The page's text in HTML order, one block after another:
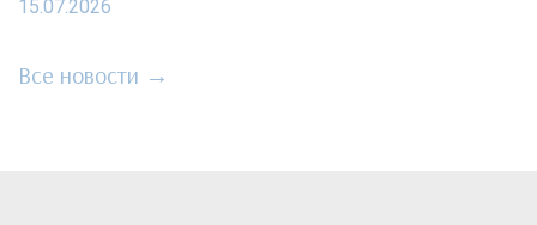
15.07.2026
Все новости →